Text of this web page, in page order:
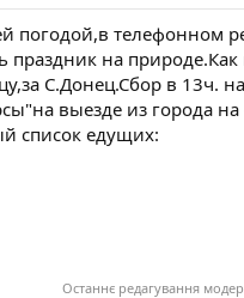
погодой,в телефонном
праздник на природе.Как
С.Донец.Сбор в 13ч.
выезде из города на
список едущих:
Останнє редагування